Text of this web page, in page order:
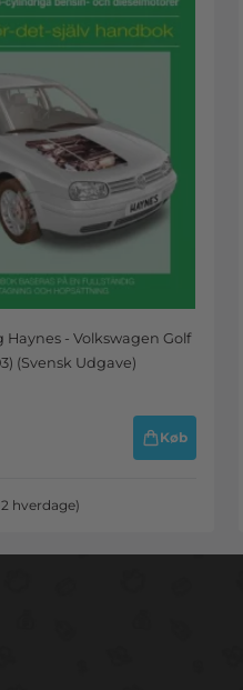
Haynes - Volkswagen Golf
(Svensk Udgave)
Køb
hverdage)